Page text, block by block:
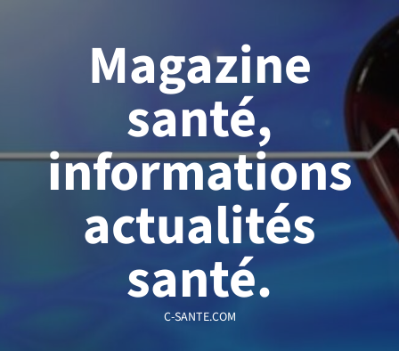
Magazine
santé,
informations
actualités
santé.
C-SANTE.COM